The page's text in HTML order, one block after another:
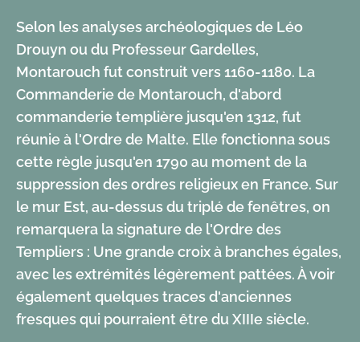
Selon les analyses archéologiques de Léo
Drouyn ou du Professeur Gardelles,
Montarouch fut construit vers 1160-1180. La
Commanderie de Montarouch, d'abord
commanderie templière jusqu'en 1312, fut
réunie à l'Ordre de Malte. Elle fonctionna sous
cette règle jusqu'en 1790 au moment de la
suppression des ordres religieux en France. Sur
le mur Est, au-dessus du triplé de fenêtres, on
remarquera la signature de l'Ordre des
Templiers : Une grande croix à branches égales,
avec les extrémités légèrement pattées. À voir
également quelques traces d'anciennes
fresques qui pourraient être du XIIIe siècle.